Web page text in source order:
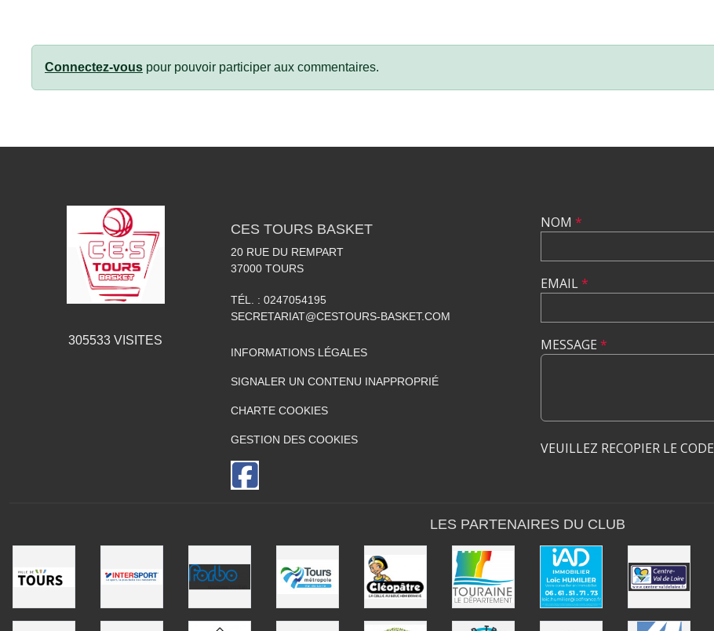
Connectez-vous pour pouvoir participer aux commentaires.
305533 VISITES
CES TOURS BASKET
20 RUE DU REMPART
37000 TOURS
TÉL. : 0247054195
SECRETARIAT@CESTOURS-BASKET.COM
INFORMATIONS LÉGALES
SIGNALER UN CONTENU INAPPROPRIÉ
CHARTE COOKIES
GESTION DES COOKIES
NOM *
EMAIL*
MESSAGE *
VEUILLEZ RECOPIER LE CODE
LES PARTENAIRES DU CLUB